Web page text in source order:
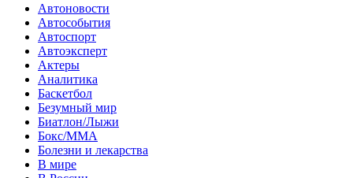
Автоновости
Автособытия
Автоспорт
Автоэксперт
Актеры
Аналитика
Баскетбол
Безумный мир
Биатлон/Лыжи
Бокс/MMA
Болезни и лекарства
В мире